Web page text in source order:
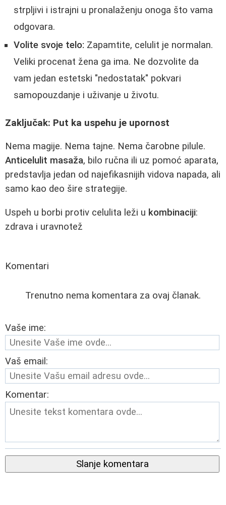
strpljivi i istrajni u pronalaženju onoga što vama
odgovara.
Volite svoje telo: Zapamtite, celulit je normalan.
Veliki procenat žena ga ima. Ne dozvolite da
vam jedan estetski "nedostatak" pokvari
samopouzdanje i uživanje u životu.
Zaključak: Put ka uspehu je upornost
Nema magije. Nema tajne. Nema čarobne pilule.
Anticelulit masaža, bilo ručna ili uz pomoć aparata,
predstavlja jedan od najefikasnijih vidova napada, ali
samo kao deo šire strategije.
Uspeh u borbi protiv celulita leži u kombinaciji:
zdrava i uravnotež
Komentari
Trenutno nema komentara za ovaj članak.
Vaše ime:
Vaš email:
Komentar:
Slanje komentara